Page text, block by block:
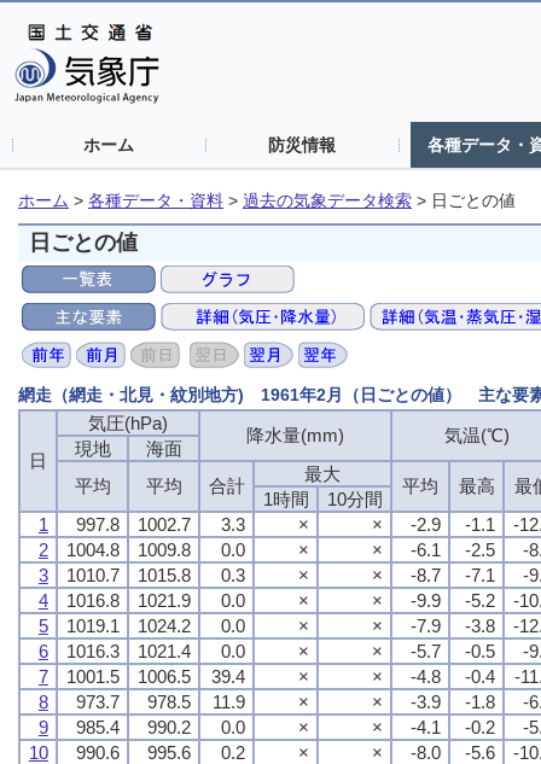
ホーム 防災情報 各種データ・
ホーム > 各種データ・資料 > 過去の気象データ検索 > 日ごとの値
日ごとの値
網走（網走・北見・紋別地方) 1961年2月（日ごとの値） 主な要
日
気圧(hPa)
降水量(mm) 気温(℃)
現地
海面
平均
平均 合計
最大
平均 最高 最
1時間
10分間
1
997.8 1002.7 3.3 × × -2.9 -1.1
-
2
1004.8 1009.8 0.0 × × -6.1 -2.5
-
3
1010.7 1015.8 0.3 × × -8.7 -7.1
-
4
1016.8 1021.9 0.0 × × -9.9 -5.2
-
5
1019.1 1024.2 0.0 × × -7.9 -3.8
-
6
1016.3 1021.4 0.0 × × -5.7 -0.5
-
7
1001.5 1006.5 39.4 × × -4.8 -0.4
-
8
973.7 978.5 11.9 × × -3.9 -1.8
-
9
985.4 990.2 0.0 × × -4.1 -0.2
-
10
990.6 995.6 0.2 × × -8.0 -5.6
-